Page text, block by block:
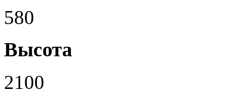
580
Высота
2100